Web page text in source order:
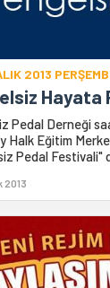
2013
Hayata
Pedal Derneği
Halk Eğitim
Pedal Festivali"
2013